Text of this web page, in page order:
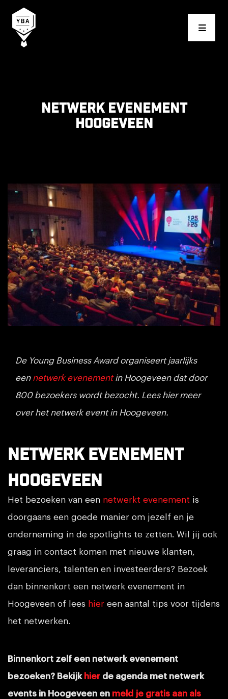
Young Business Award
Netwerk evenement
Hoogeveen
De Young Business Award organiseert jaarlijks
een netwerk evenementin Hoogeveen dat door
800 bezoekers wordt bezocht. Lees hier meer
over het netwerk event in Hoogeveen.
Netwerk evenement
Hoogeveen
Het bezoeken van een netwerkt evenement is
doorgaans een goede manier om jezelf en je
onderneming in de spotlights te zetten. Wil jij ook
graag in contact komen met nieuwe klanten,
leveranciers, talenten en investeerders? Bezoek
dan binnenkort een netwerk evenement in
Hoogeveen of lees hier een aantal tips voor tijdens
het netwerken.
Binnenkort zelf een netwerk evenement
bezoeken? Bekijk hier de agenda met netwerk
events in Hoogeveen en meld je gratis aan als